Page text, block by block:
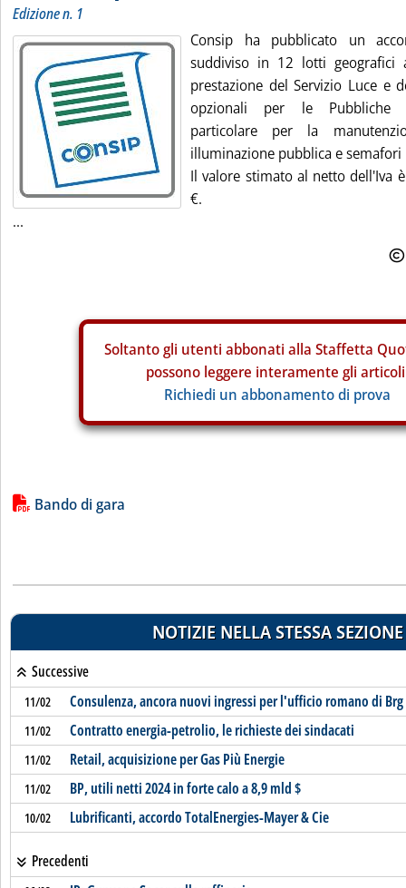
Edizione n. 1
Consip ha pubblicato un
suddiviso in 12 lotti geografici
prestazione del Servizio Luce e
opzionali per le Pubbliche
particolare per la
illuminazione pubblica e semafori
Il valore stimato al netto dell'Iva
€.
...
Soltanto gli utenti abbonati alla Staffetta
possono leggere interamente gli
Richiedi un abbonamento di prova
Lista allegati PDF alla notizia
Bando di gara
NOTIZIE NELLA STESSA SEZIONE
Successive
11/02 Consulenza, ancora nuovi ingressi per l'ufficio romano di Brg
11/02 Contratto energia-petrolio, le richieste dei sindacati
11/02 Retail, acquisizione per Gas Più Energie
11/02 BP, utili netti 2024 in forte calo a 8,9 mld $
10/02 Lubrificanti, accordo TotalEnergies-Mayer & Cie
Precedenti